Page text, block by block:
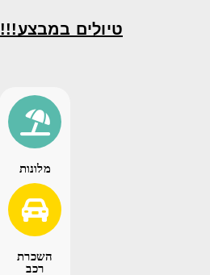
טיולים במבצע!!!
מלונות
השכרת
רכב